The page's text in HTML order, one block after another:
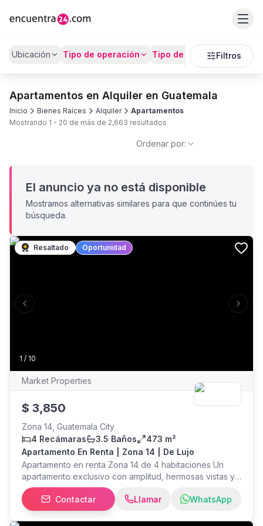
Ubicación Tipo de operación Tipo de PropiedadFiltros
Apartamentos en Alquiler en Guatemala
Inicio Bienes Raíces Alquiler
Apartamentos
Mostrando 1 - 20 de más de 2,663 resultados
Ordenar por:
El anuncio ya no está disponible
Mostramos alternativas similares para que continúes tu
búsqueda.
1 / 10
Previous slide Next
Resaltado Oportunidad
Market Properties
$ 3,850
Zona 14, Guatemala City
4 Recámaras
3.5 Baños
473 m²
Apartamento En Renta | Zona 14 | De Lujo
Apartamento en renta Zona 14 de 4 habitaciones Un
apartamento exclusivo con amplitud, hermosas vistas y
excelente seguridad. Dos niveles Área total: 472.55 m².
4 dormitorios, 3.5 baños, sala familiar, terraza, balcones,
cocina, pantry, área de servicio con baño y tres
parqueos. sala y comedor Renta: USD 3,850 (incluye
Contactar Llamar WhatsApp